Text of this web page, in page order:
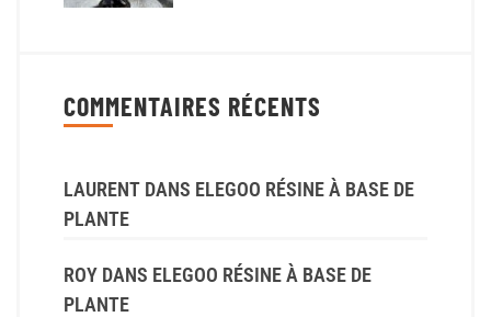
COMMENTAIRES RÉCENTS
LAURENT DANS ELEGOO RÉSINE À BASE DE
PLANTE
ROY DANS ELEGOO RÉSINE À BASE DE
PLANTE